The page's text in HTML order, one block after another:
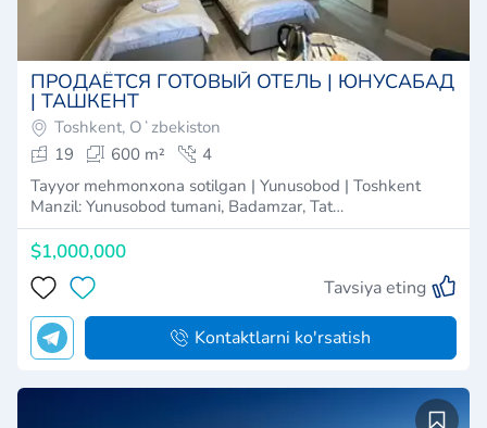
ПРОДАЁТСЯ ГОТОВЫЙ ОТЕЛЬ | ЮНУСАБАД
| ТАШКЕНТ
Toshkent, Oʻzbekiston
19
600 m²
4
Tayyor mehmonxona sotilgan | Yunusobod | Toshkent
Manzil: Yunusobod tumani, Badamzar, Tat…
$1,000,000
Tavsiya eting
Kontaktlarni ko'rsatish